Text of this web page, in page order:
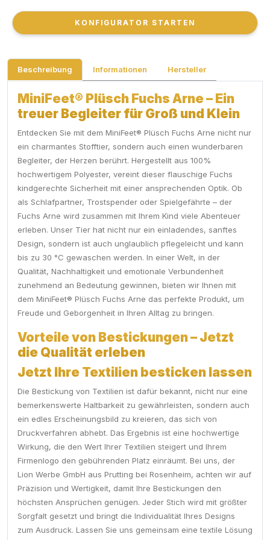
KONFIGURATOR STARTEN
KONFIGURATOR STARTEN
Beschreibung Informationen Hersteller
MiniFeet® Plüsch Fuchs Arne – Ein
treuer Begleiter für Groß und Klein
Entdecken Sie mit dem MiniFeet® Plüsch Fuchs Arne nicht nur
ein charmantes Stofftier, sondern auch einen wunderbaren
Begleiter, der Herzen berührt. Hergestellt aus 100%
hochwertigem Polyester, vereint dieser flauschige Fuchs
kindgerechte Sicherheit mit einer ansprechenden Optik. Ob
als Schlafpartner, Trostspender oder Spielgefährte – der
Fuchs Arne wird zusammen mit Ihrem Kind viele Abenteuer
erleben. Unser Tier hat nicht nur ein einladendes, sanftes
Design, sondern ist auch unglaublich pflegeleicht und kann
bis zu 30 °C gewaschen werden. In einer Welt, in der
Qualität, Nachhaltigkeit und emotionale Verbundenheit
zunehmend an Bedeutung gewinnen, bieten wir Ihnen mit
dem MiniFeet® Plüsch Fuchs Arne das perfekte Produkt, um
Freude und Geborgenheit in Ihren Alltag zu bringen.
Vorteile von Bestickungen – Jetzt
die Qualität erleben
Jetzt Ihre Textilien besticken lassen
Die Bestickung von Textilien ist dafür bekannt, nicht nur eine
bemerkenswerte Haltbarkeit zu gewährleisten, sondern auch
ein edles Erscheinungsbild zu kreieren, das sich von
Druckverfahren abhebt. Das Ergebnis ist eine hochwertige
Wirkung, die den Wert Ihrer Textilien steigert und Ihrem
Firmenlogo den gebührenden Platz einräumt. Bei uns, der
Lion Werbe GmbH aus Prutting bei Rosenheim, achten wir auf
Präzision und Wertigkeit, damit Ihre Bestickungen den
höchsten Ansprüchen genügen. Jeder Stich wird mit größter
Sorgfalt gesetzt und bringt die Individualität Ihres Designs
zum Ausdruck. Lassen Sie uns gemeinsam eine textile Lösung